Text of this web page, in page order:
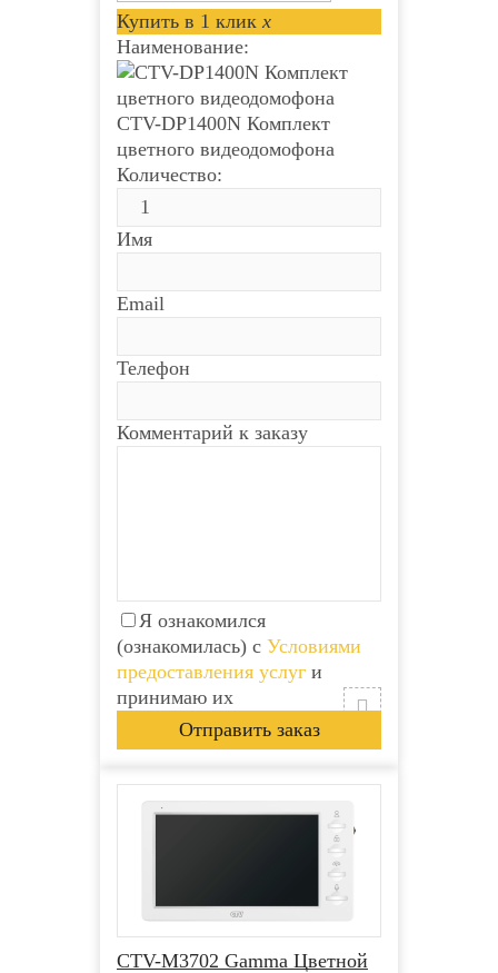
Купить в 1 клик x
Наименование:
CTV-DP1400N Комплект
цветного видеодомофона
Количество:
Имя
Email
Телефон
Комментарий к заказу
Я ознакомился
(ознакомилась) с Условиями
предоставления услуг и
принимаю их
CTV-M3702 Gamma Цветной